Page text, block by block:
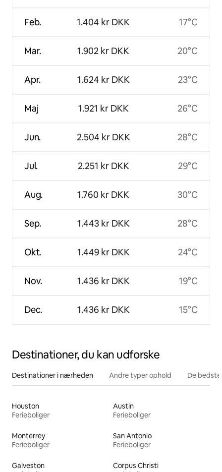
Feb.
Mar.
Apr.
Maj
Jun.
Jul.
Aug.
Sep.
Okt.
Nov.
Dec.
1.404 kr DKK
1.902 kr DKK
1.624 kr DKK
1.921 kr DKK
2.504 kr DKK
2.251 kr DKK
1.760 kr DKK
1.443 kr DKK
1.449 kr DKK
1.436 kr DKK
1.436 kr DKK
17°C
20°C
23°C
26°C
28°C
29°C
30°C
28°C
24°C
19°C
15°C
Destinationer, du kan udforske
Destinationer i nærheden Andre typer ophold De
Houston
Ferieboliger
Austin
Ferieboliger
Monterrey
Ferieboliger
San Antonio
Ferieboliger
Galveston
Corpus Christi